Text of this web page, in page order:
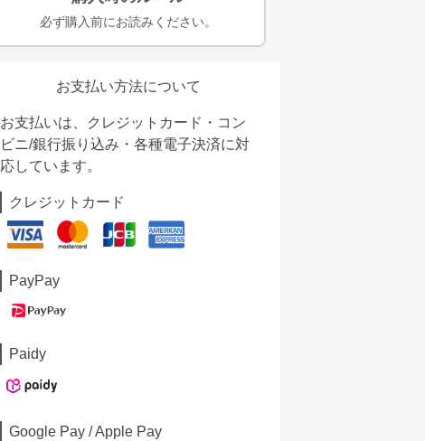
必ず購入前にお読みください。
お支払い方法について
お支払いは、クレジットカード・コン
ビニ/銀行振り込み・各種電子決済に対
応しています。
クレジットカード
PayPay
Paidy
Google Pay / Apple Pay